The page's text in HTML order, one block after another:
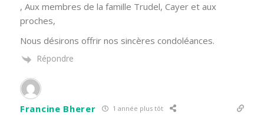
, Aux membres de la famille Trudel, Cayer et aux
proches,
Nous désirons offrir nos sincères condoléances.
Répondre
Francine Bherer 1 année plus tôt